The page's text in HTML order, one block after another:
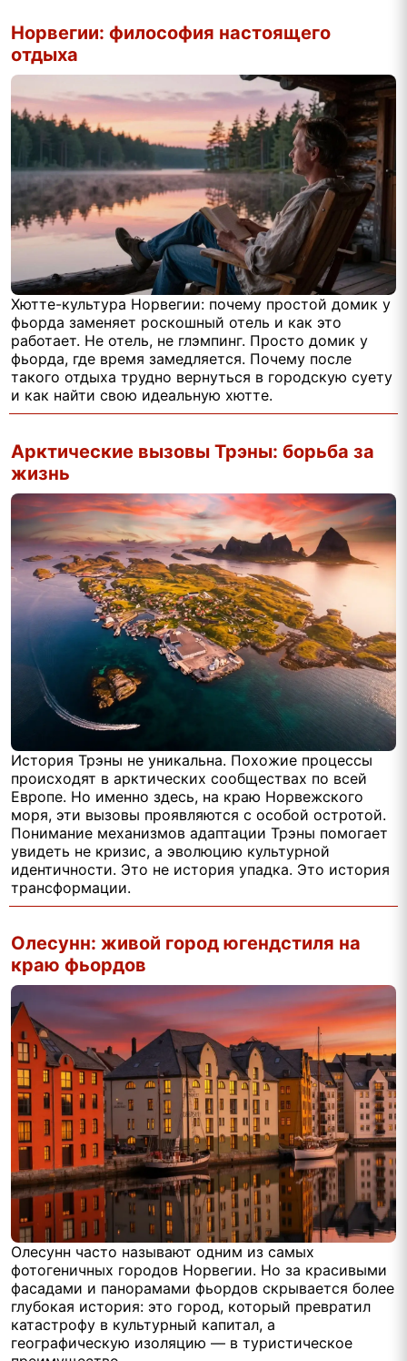
Норвегии: философия настоящего
отдыха
Хютте-культура Норвегии: почему простой домик у
фьорда заменяет роскошный отель и как это
работает. Не отель, не глэмпинг. Просто домик у
фьорда, где время замедляется. Почему после
такого отдыха трудно вернуться в городскую суету
и как найти свою идеальную хютте.
Арктические вызовы Трэны: борьба за
жизнь
История Трэны не уникальна. Похожие процессы
происходят в арктических сообществах по всей
Европе. Но именно здесь, на краю Норвежского
моря, эти вызовы проявляются с особой остротой.
Понимание механизмов адаптации Трэны помогает
увидеть не кризис, а эволюцию культурной
идентичности. Это не история упадка. Это история
трансформации.
Олесунн: живой город югендстиля на
краю фьордов
Олесунн часто называют одним из самых
фотогеничных городов Норвегии. Но за красивыми
фасадами и панорамами фьордов скрывается более
глубокая история: это город, который превратил
катастрофу в культурный капитал, а
географическую изоляцию — в туристическое